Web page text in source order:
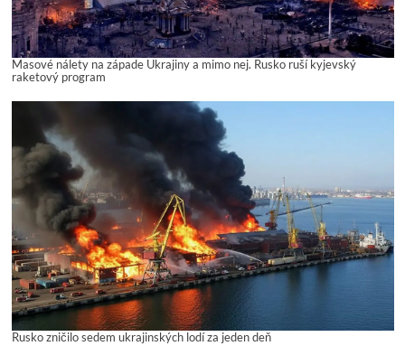
Masové nálety na západe Ukrajiny a mimo nej. Rusko ruší kyjevský
raketový program
Rusko zničilo sedem ukrajinských lodí za jeden deň